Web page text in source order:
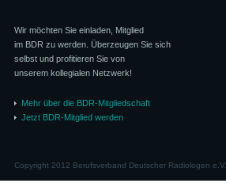
Wir möchten Sie einladen, Mitglied
im BDR zu werden. Überzeugen Sie sich
selbst und profitieren Sie von
unserem kollegialen Netzwerk!
Mehr über die BDR-Mitgliedschaft
Jetzt BDR-Mitglied werden
Copyright 2012 Berufsverband Deutscher Radiologen e.V.